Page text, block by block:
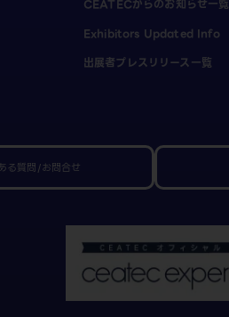
CEATECからのお知らせ一覧
Exhibitors Updated Info
出展者プレスリリース一覧
る質問/お問合せ